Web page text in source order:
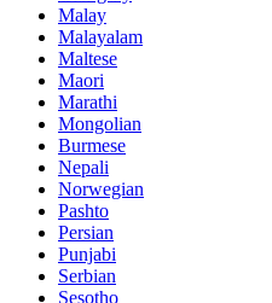
Malay
Malayalam
Maltese
Maori
Marathi
Mongolian
Burmese
Nepali
Norwegian
Pashto
Persian
Punjabi
Serbian
Sesotho